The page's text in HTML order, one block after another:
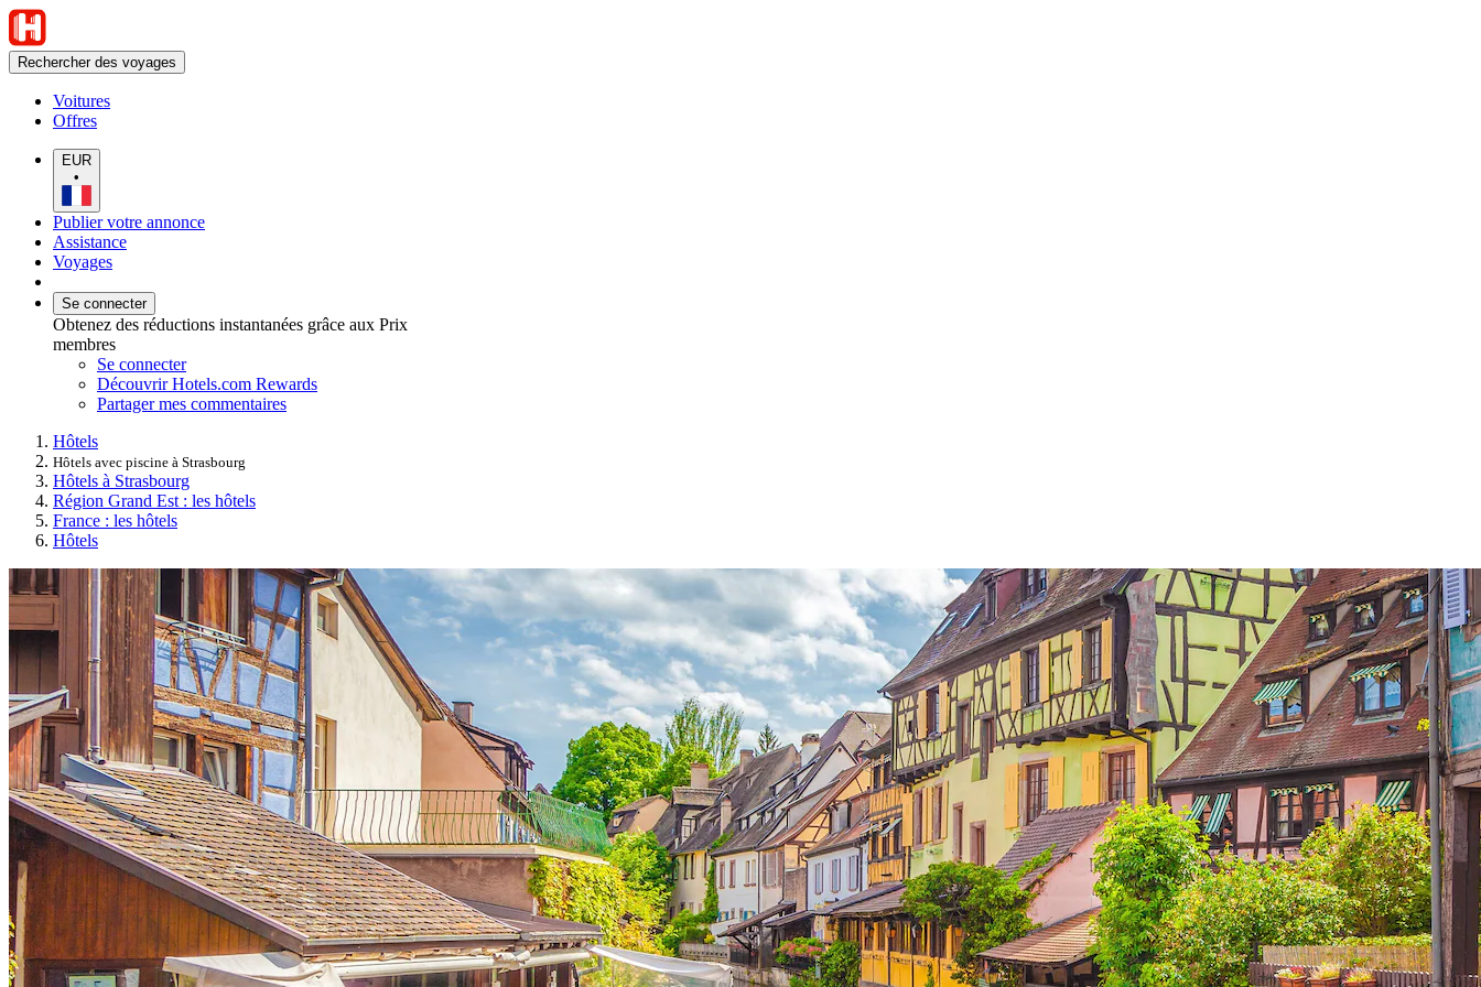
Rechercher des voyages
Voitures
Offres
EUR
•
Publier votre annonce
Assistance
Voyages
Se connecter
Obtenez des réductions instantanées grâce aux Prix
membres
Se connecter
Découvrir Hotels.com Rewards
Partager mes commentaires
Hôtels
Hôtels avec piscine à Strasbourg
Hôtels à Strasbourg
Région Grand Est : les hôtels
France : les hôtels
Hôtels